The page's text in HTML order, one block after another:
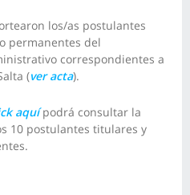
los/as postulantes
permanentes del
correspondientes a
(ver acta).
aquípodrá consultar la
10 postulantes titulares y